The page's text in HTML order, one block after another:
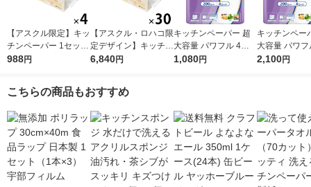
【アスクル限定】キッ
チンペーパー 1セット
（200組×4）スコッテ
タオル 日本製紙クレ
988円
【アスクル・ロハコ限
定デザイン】キッチン
ペーパー スコッティ
ン 200枚×30個 日本
6,840円
キッチンペーパー 超
大容量 パワフル 4倍
巻 キッチンロール 1
1,080円
キッチンペー
大容量 パワ
巻 キッチンロ
2,100円
こちらの商品もおすすめ